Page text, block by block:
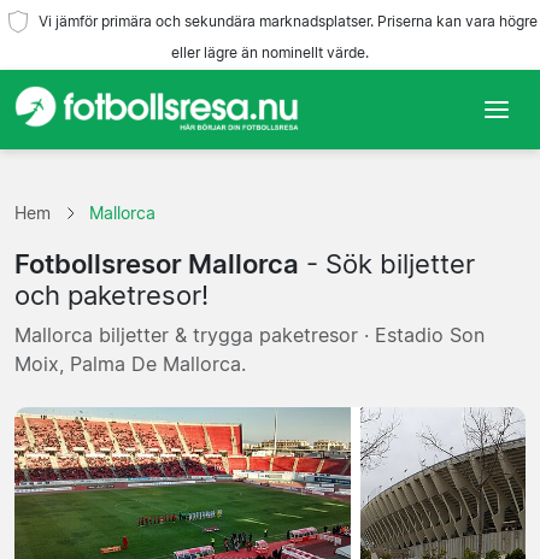
Vi jämför primära och sekundära marknadsplatser. Priserna kan vara högre
eller lägre än nominellt värde.
Lag
Ligor
Resebyråer
Hem Mallorca
Fotbollsresor Mallorca - Sök biljetter
och paketresor!
Mallorca biljetter & trygga paketresor · Estadio Son
Moix, Palma De Mallorca.